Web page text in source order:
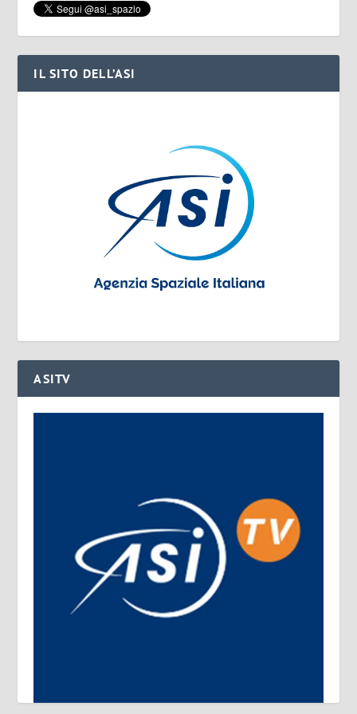
IL SITO DELL’ASI
ASITV